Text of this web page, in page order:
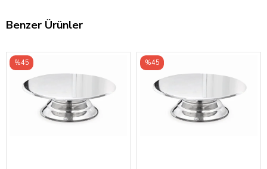
Benzer Ürünler
%45 %45